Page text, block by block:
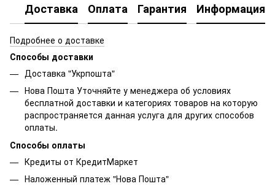
Доставка Оплата Гарантия Информация
Подробнее о доставке
Способы доставки
Доставка "Укрпошта"
Нова Пошта Уточняйте у менеджера об условиях
бесплатной доставки и категориях товаров на которую
распространяется данная услуга для других способов
оплаты.
Способы оплаты
Кредиты от КредитМаркет
Наложенный платеж "Нова Пошта"